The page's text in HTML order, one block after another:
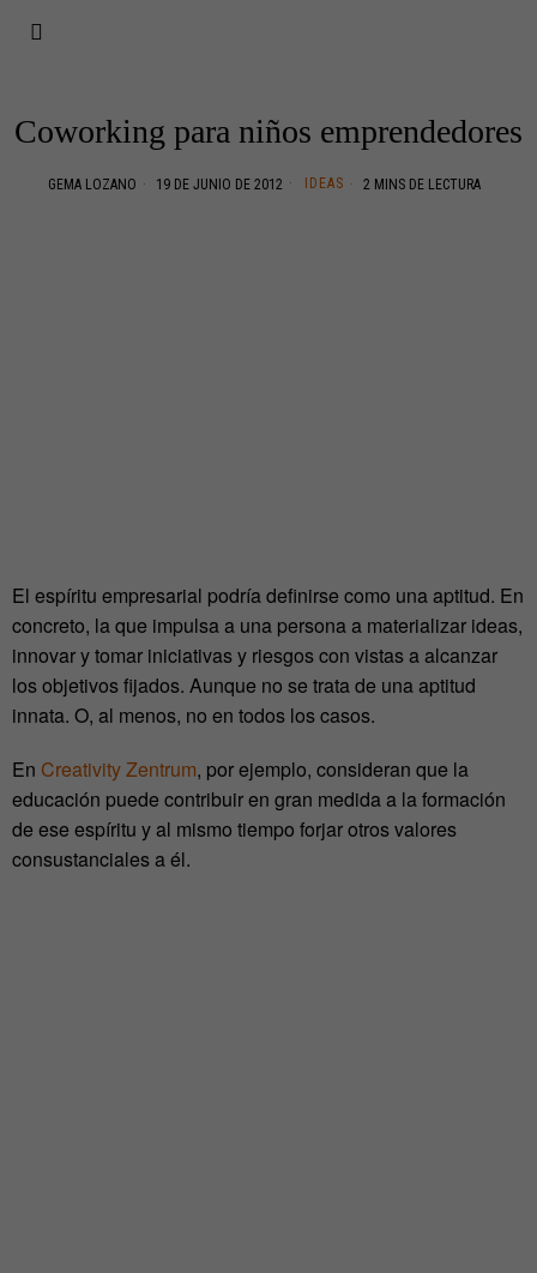
Coworking para niños emprendedores
GEMA LOZANO 19 DE JUNIO DE 2012 IDEAS 2 MINS DE LECTURA
El espíritu empresarial podría definirse como una aptitud. En
concreto, la que impulsa a una persona a materializar ideas,
innovar y tomar iniciativas y riesgos con vistas a alcanzar
los objetivos fijados. Aunque no se trata de una aptitud
innata. O, al menos, no en todos los casos.
En Creativity Zentrum, por ejemplo, consideran que la
educación puede contribuir en gran medida a la formación
de ese espíritu y al mismo tiempo forjar otros valores
consustanciales a él.